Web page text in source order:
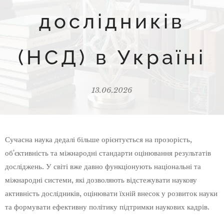
дослідників
(НСД) в Україні
13.06.2026
Сучасна наука дедалі більше орієнтується на прозорість,
об'єктивність та міжнародні стандарти оцінювання результатів
досліджень. У світі вже давно функціонують національні та
міжнародні системи, які дозволяють відстежувати наукову
активність дослідників, оцінювати їхній внесок у розвиток науки
та формувати ефективну політику підтримки наукових кадрів.